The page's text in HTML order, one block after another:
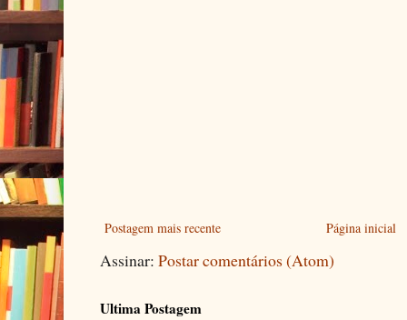
Postagem mais recente Página inicial
Assinar: Postar comentários (Atom)
Ultima Postagem